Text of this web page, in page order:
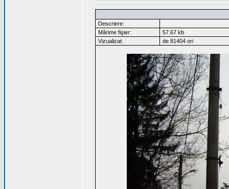
Descriere:
Mărime fişier:
57.67 kb
Vizualizat:
de 81404 ori